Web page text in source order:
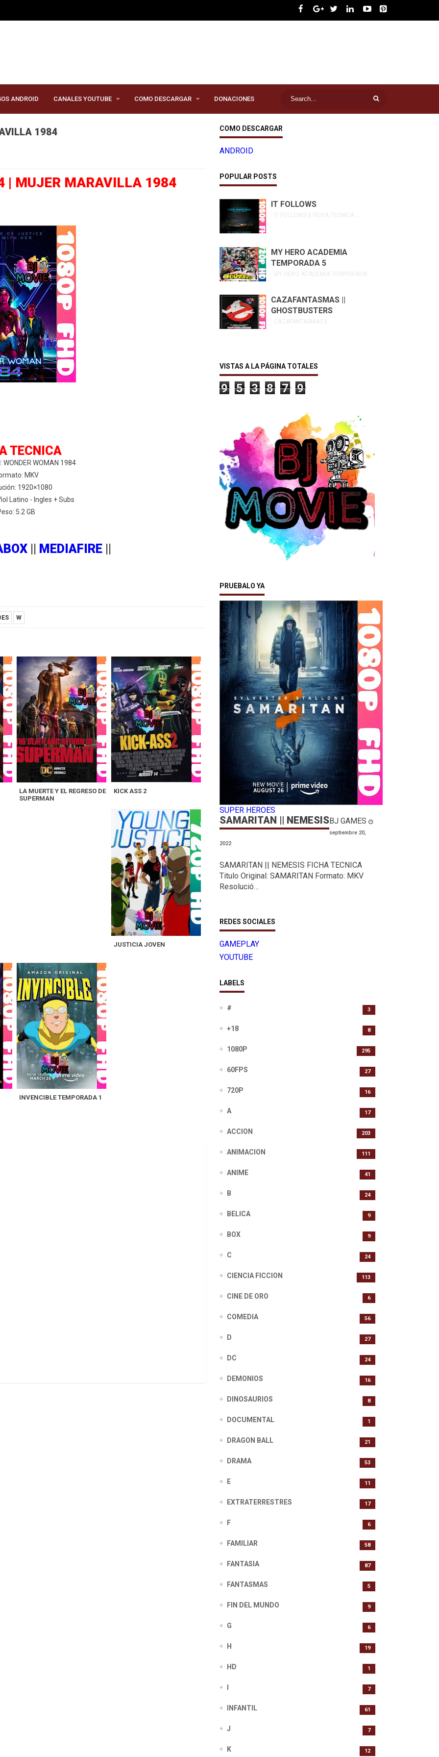
ANDROID CANALES YOUTUBE COMO DESCARGAR DONACIONES
1984
| MUJER MARAVILLA 1984
TECNICA
WOMAN 1984
MKV
1920×1080
Latino - Ingles + Subs
5.2 GB
|| MEDIAFIRE||
W
LA MUERTE Y EL REGRESO DE
SUPERMAN
KICK ASS 2
JUSTICIA JOVEN
INVENCIBLE TEMPORADA 1
COMO DESCARGAR
ANDROID
POPULAR POSTS
IT FOLLOWS
IT FOLLOWS || FICHA TECNICA ...
MY HERO ACADEMIA
TEMPORADA 5
MY HERO ACADEMIA TEMPORADA ...
CAZAFANTASMAS ||
GHOSTBUSTERS
CAZAFANTASMAS || ...
VISTAS A LA PÁGINA TOTALES
9 5 3 8 7 9
PRUEBALO YA
SUPER HEROES
SAMARITAN || NEMESISBJ GAMES
septiembre 20,
2022
SAMARITAN || NEMESIS FICHA TECNICA
Titulo Original: SAMARITAN Formato: MKV
Resolució…
REDES SOCIALES
GAMEPLAY
YOUTUBE
LABELS
# 3
+18 8
1080P 295
60FPS 27
720P 16
A 17
ACCION 203
ANIMACION 111
ANIME 41
B 24
BELICA 9
BOX 9
C 24
CIENCIA FICCION 113
CINE DE ORO 6
COMEDIA 56
D 27
DC 24
DEMONIOS 16
DINOSAURIOS 8
DOCUMENTAL 1
DRAGON BALL 21
DRAMA 53
E 11
EXTRATERRESTRES 17
F 6
FAMILIAR 58
FANTASIA 87
FANTASMAS 5
FIN DEL MUNDO 9
G 6
H 19
HD 1
7
INFANTIL 61
J 7
K 12